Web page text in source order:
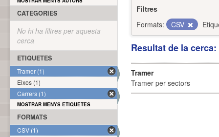
Filtres
Formats:
CSV
Resultat de la
Tramer
Tramer per sectors
CATEGORIES
No hi ha filtres per aquesta
cerca
ETIQUETES
Tramer (1)
Eixos (1)
Carrers (1)
MOSTRAR MENYS ETIQUETES
FORMATS
CSV (1)